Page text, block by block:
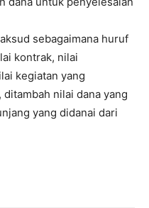
sebagaimana huruf
kontrak, nilai
kegiatan yang
nilai dana yang
yang didanai dari